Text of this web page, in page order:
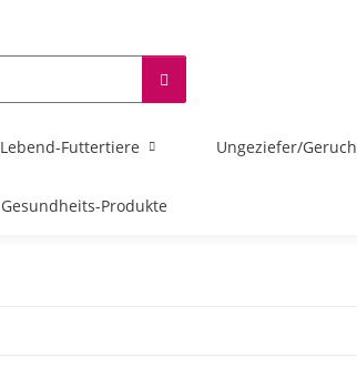
Lebend-Futtertiere Ungeziefer/Geruch
Gesundheits-Produkte